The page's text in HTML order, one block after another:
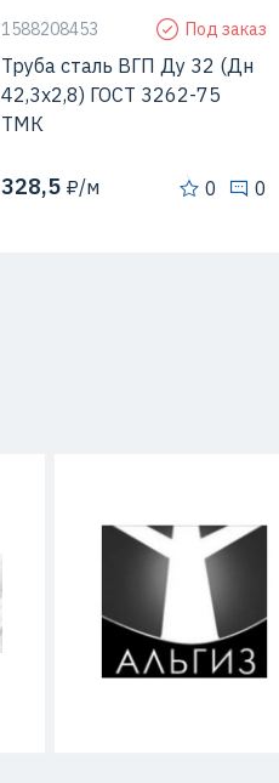
1588208453 Под заказ
Труба сталь ВГП Ду 32 (Дн
42,3х2,8) ГОСТ 3262-75
ТМК
328,5 ₽/м 0 0